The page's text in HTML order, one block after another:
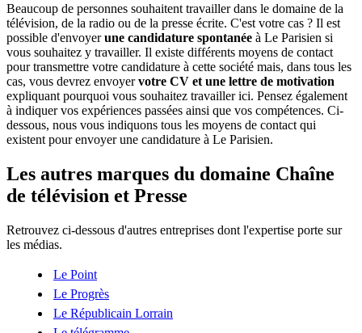
Beaucoup de personnes souhaitent travailler dans le domaine de la
télévision, de la radio ou de la presse écrite. C'est votre cas ? Il est
possible d'envoyerune candidature spontanée à Le Parisien si
vous souhaitez y travailler. Il existe différents moyens de contact
pour transmettre votre candidature à cette société mais, dans tous les
cas, vous devrez envoyervotre CV et une lettre de motivation
expliquant pourquoi vous souhaitez travailler ici. Pensez également
à indiquer vos expériences passées ainsi que vos compétences. Ci-
dessous, nous vous indiquons tous les moyens de contact qui
existent pour envoyer une candidature à Le Parisien.
Les autres marques du domaine Chaîne
de télévision et Presse
Retrouvez ci-dessous d'autres entreprises dont l'expertise porte sur
les médias.
Le Point
Le Progrès
Le Républicain Lorrain